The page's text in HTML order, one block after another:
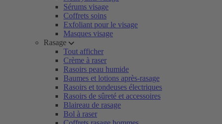
Sérums visage
Coffrets soins
Exfoliant pour le visage
Masques visage
Rasage
Tout afficher
Crème à raser
Rasoirs peau humide
Baumes et lotions après-rasage
Rasoirs et tondeuses électriques
Rasoirs de sûreté et accessoires
Blaireau de rasage
Bol à raser